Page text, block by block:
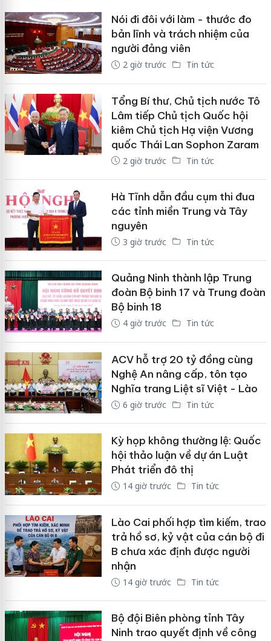
Nói đi đôi với làm - thước đo
bản lĩnh và trách nhiệm của
người đảng viên
2 giờ trước Tin tức
Tổng Bí thư, Chủ tịch nước Tô
Lâm tiếp Chủ tịch Quốc hội
kiêm Chủ tịch Hạ viện Vương
quốc Thái Lan Sophon Zaram
2 giờ trước Tin tức
Hà Tĩnh dẫn đầu cụm thi đua
các tỉnh miền Trung và Tây
nguyên
3 giờ trước Tin tức
Quảng Ninh thành lập Trung
đoàn Bộ binh 17 và Trung đoàn
Bộ binh 18
4 giờ trước Tin tức
ACV hỗ trợ 20 tỷ đồng cùng
Nghệ An nâng cấp, tôn tạo
Nghĩa trang Liệt sĩ Việt - Lào
6 giờ trước Tin tức
Kỳ họp không thường lệ: Quốc
hội thảo luận về dự án Luật
Phát triển đô thị
14 giờ trước Tin tức
Lào Cai phối hợp tìm kiếm, trao
trả hồ sơ, kỷ vật của cán bộ đi
B chưa xác định được người
nhận
14 giờ trước Tin tức
Bộ đội Biên phòng tỉnh Tây
Ninh trao quyết định về công